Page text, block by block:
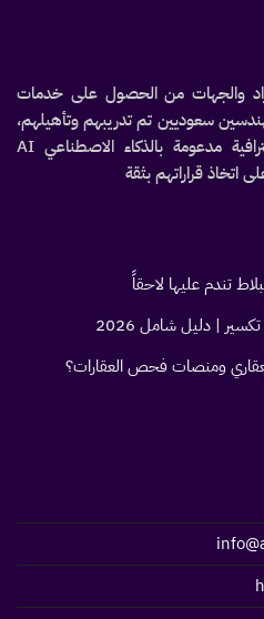
والجهات من الحصول على خدمات
سعوديين تم تدريبهم وتأهيلهم،
والحصول على تقارير فحص احترافية مدعومة بالذكاء الاصطناعي AI
قراراتهم بثقة
| دليل شامل 2026
ومنصات فحص العقارات؟